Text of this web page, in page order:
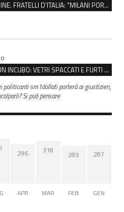
HELLWATT, SCONTRO SENZA FINE. FRATELLI D’ITALIA: “MILANI PORTA DOCUMENTI, DE FRANCO INSULTI”
REGGIO, PIAZZALE EUROPA È UN INCUBO: VETRI SPACCATI E FURTI SULLE AUTO IN SOSTA
politicanti sm1dollati porterà ai giustizieri,
Si può pensare
296
APR
318
MAR
283
FEB
287
GEN